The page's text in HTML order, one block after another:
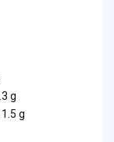
g
1.5 g